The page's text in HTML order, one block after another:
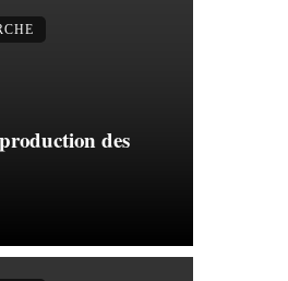
des